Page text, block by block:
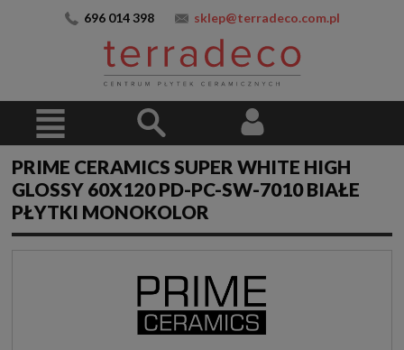
696 014 398 sklep@terradeco.com.pl
PRIME CERAMICS SUPER WHITE HIGH
GLOSSY 60X120 PD-PC-SW-7010 BIAŁE
PŁYTKI MONOKOLOR